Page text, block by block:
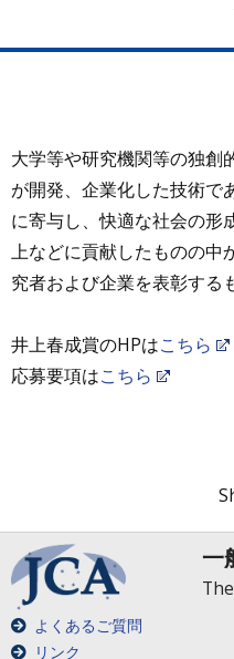
大学等や研究機関等の独創
が開発、企業化した技術で
に寄与し、快適な社会の形
上などに貢献したものの中
究者および企業を表彰する
井上春成賞のHPはこちら
応募要項はこちら
一
よくあるご質問
リンク